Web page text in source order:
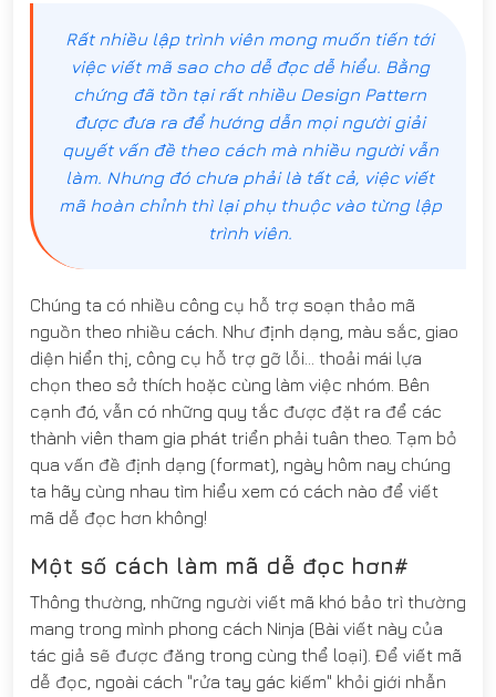
Rất nhiều lập trình viên mong muốn tiến tới
việc viết mã sao cho dễ đọc dễ hiểu. Bằng
chứng đã tồn tại rất nhiều Design Pattern
được đưa ra để hướng dẫn mọi người giải
quyết vấn đề theo cách mà nhiều người vẫn
làm. Nhưng đó chưa phải là tất cả, việc viết
mã hoàn chỉnh thì lại phụ thuộc vào từng lập
trình viên.
Chúng ta có nhiều công cụ hỗ trợ soạn thảo mã
nguồn theo nhiều cách. Như định dạng, màu sắc, giao
diện hiển thị, công cụ hỗ trợ gỡ lỗi… thoải mái lựa
chọn theo sở thích hoặc cùng làm việc nhóm. Bên
cạnh đó, vẫn có những quy tắc được đặt ra để các
thành viên tham gia phát triển phải tuân theo. Tạm bỏ
qua vấn đề định dạng (format), ngày hôm nay chúng
ta hãy cùng nhau tìm hiểu xem có cách nào để viết
mã dễ đọc hơn không!
Một số cách làm mã dễ đọc hơn#
Thông thường, những người viết mã khó bảo trì thường
mang trong mình phong cách Ninja (Bài viết này của
tác giả sẽ được đăng trong cùng thể loại). Để viết mã
dễ đọc, ngoài cách "rửa tay gác kiếm" khỏi giới nhẫn